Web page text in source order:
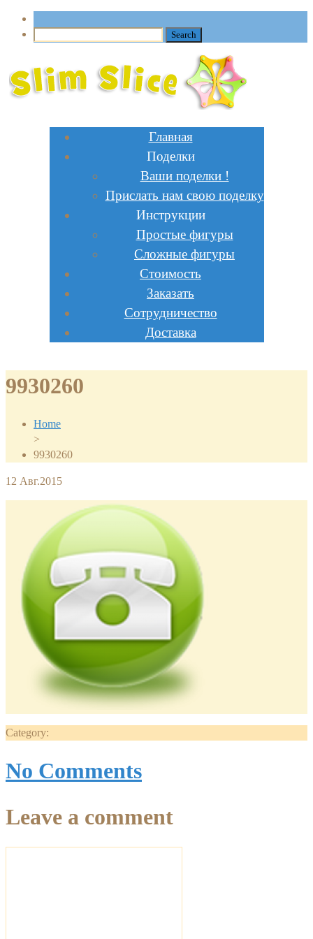
Главная
Поделки
Ваши поделки !
Прислать нам свою поделку
Инструкции
Простые фигуры
Сложные фигуры
Стоимость
Заказать
Сотрудничество
Доставка
9930260
Home
>
9930260
12 Авг.2015
Category:
No Comments
Leave a comment